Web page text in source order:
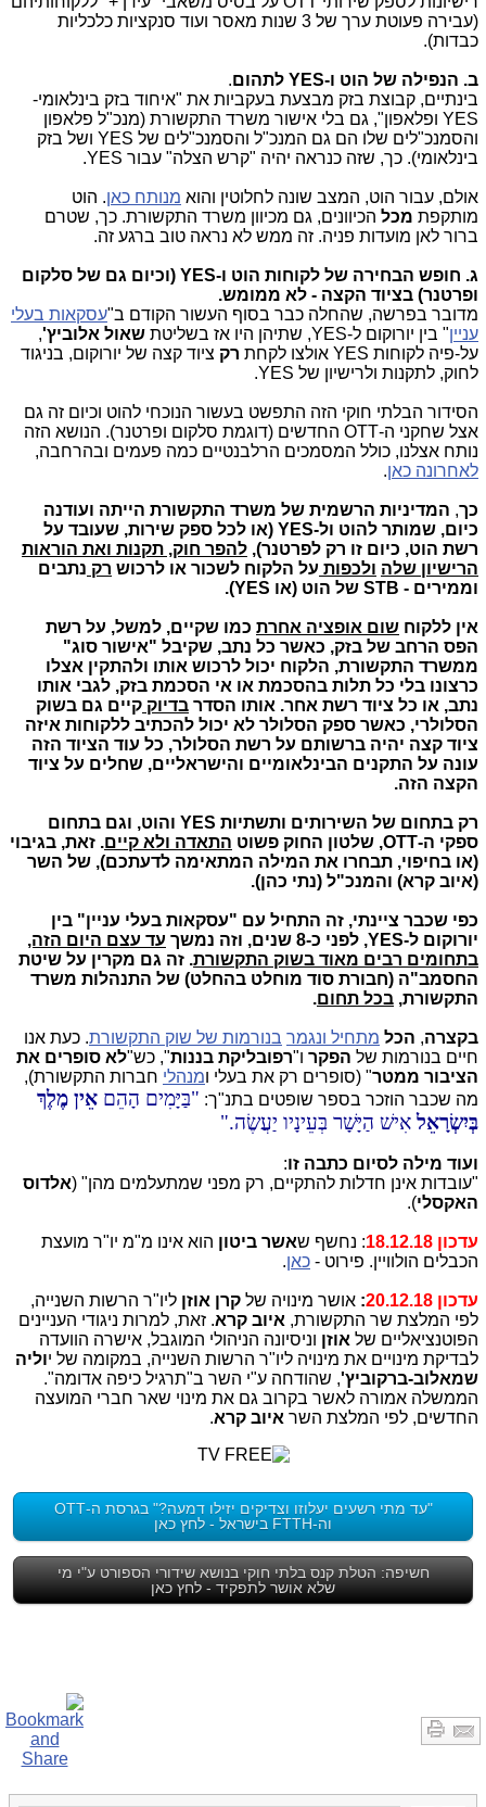
(עבירה פעוטת ערך של 3 שנות מאסר ועוד סנקציות כלכליות
כבדות).
ב. הנפילה של הוט ו-YES לתהום
.
בינתיים, קבוצת בזק מבצעת בעקביות את "איחוד בזק בינלאומי-
YES ופלאפון", גם בלי אישור משרד התקשורת (מנכ"ל פלאפון
והסמנכ"לים שלו הם גם המנכ"ל והסמנכ"לים של YES ושל בזק
בינלאומי). כך, שזה כנראה יהיה "קרש הצלה" עבור YES.
אולם, עבור הוט, המצב שונה לחלוטין והוא מנותח כאן. הוט
מותקפת מכל הכיוונים, גם מכיוון משרד התקשורת. כך, שטרם
ברור לאן מועדות פניה. זה ממש לא נראה טוב ברגע זה.
ג. חופש הבחירה של לקוחות הוט ו-YES (וכיום גם של סלקום
ופרטנר) בציוד הקצה - לא ממומש.
מדובר בפרשה, שהחלה כבר בסוף העשור הקודם ב"עסקאות בעלי
עניין" בין יורוקום ל-YES, שתיהן היו אז בשליטת שאול אלוביץ',
על-פיה לקוחות YES אולצו לקחת
רק ציוד קצה של יורוקום, בניגוד
לחוק, לתקנות ולרישיון של YES.
הסידור הבלתי חוקי הזה התפשט בעשור הנוכחי להוט וכיום זה גם
אצל שחקני ה-OTT החדשים (דוגמת סלקום ופרטנר). הנושא הזה
נותח אצלנו, כולל המסמכים הרלבנטיים כמה פעמים ובהרחבה,
לאחרונה כאן.
כך, המדיניות הרשמית של משרד התקשורת הייתה ועודנה
כיום, שמותר להוט ול-YES (או לכל ספק שירות, שעובד על
רשת הוט, כיום זו רק לפרטנר), להפר חוק, תקנות ואת הוראות
הרישיון שלה ולכפות על הלקוח לשכור או לרכוש רק נתבים
וממירים - STB של הוט (או YES).
אין ללקוח שום אופציה אחרת כמו שקיים, למשל, על רשת
הפס הרחב של בזק, כאשר כל נתב, שקיבל "אישור סוג"
ממשרד התקשורת, הלקוח יכול לרכוש אותו ולהתקין אצלו
כרצונו בלי כל תלות בהסכמת או אי הסכמת בזק, לגבי אותו
נתב, או כל ציוד רשת אחר. אותו הסדר בדיוק קיים גם בשוק
הסלולרי, כאשר ספק הסלולר לא יכול להכתיב ללקוחות איזה
ציוד קצה יהיה ברשותם על רשת הסלולר, כל עוד הציוד הזה
עונה על התקנים הבינלאומיים והישראליים, שחלים על ציוד
הקצה הזה.
רק בתחום של השירותים ותשתיות YES והוט, וגם בתחום
ספקי ה-OTT, שלטון החוק פשוט
התאדה ולא קיים. זאת, בגיבוי
(או בחיפוי, תבחרו את המילה המתאימה לדעתכם), של השר
(איוב קרא) והמנכ"ל (נתי כהן).
כפי שכבר ציינתי, זה התחיל עם "עסקאות בעלי עניין" בין
יורוקום ל-YES, לפני כ-8 שנים, וזה נמשך
עד עצם היום הזה,
בתחומים רבים מאוד בשוק התקשורת. זה גם מקרין על שיטת
החסמב"ה (חבורת סוד מוחלט בהחלט) של התנהלות משרד
התקשורת, בכל תחום.
בקצרה, הכל מתחיל ונגמר בנורמות של שוק התקשורת. כעת אנו
חיים בנורמות של הפקר ו"רפובליקת בננות", כש"לא סופרים את
הציבור ממטר" (סופרים רק את בעלי ומנהלי חברות התקשורת),
מה שכבר הוזכר בספר שופטים בתנ"ך:
בַּיָּמִים הָהֵם אֵין מֶלֶךְ
בְּיִשְׂרָאֵל אִישׁ הַיָּשָׁר בְּעֵינָיו יַעֲשֶׂה.
ועוד מילה לסיום כתבה זו:
"עובדות אינן חדלות להתקיים, רק מפני שמתעלמים מהן" (אלדוס
האקסלי).
עדכון 18.12.18 : נחשף שאשר ביטון הוא אינו מ"מ יו"ר מועצת
הכבלים הולוויין. פירוט - כאן.
עדכון 20.12.18 : אושר מינויה של קרן אוזן ליו"ר הרשות השנייה,
לפי המלצת שר התקשורת, איוב קרא. זאת, למרות ניגודי העניינים
הפוטנציאליים של אוזן וניסיונה הניהולי המוגבל, אישרה הוועדה
לבדיקת מינויים את מינויה ליו"ר הרשות השנייה, במקומה של יוליה
שמאלוב-ברקוביץ', שהודחה ע"י השר ב"תרגיל כיפה אדומה".
הממשלה אמורה לאשר בקרוב גם את מינוי שאר חברי המועצה
החדשים, לפי המלצת השר איוב קרא.
"עד מתי רשעים יעלוזו וצדיקים יזילו דמעה?" בגרסת ה-OTT
וה-FTTH בישראל - לחץ כאן
חשיפה: הטלת קנס בלתי חוקי בנושא שידורי הספורט ע"י מי
שלא אושר לתפקיד - לחץ כאן